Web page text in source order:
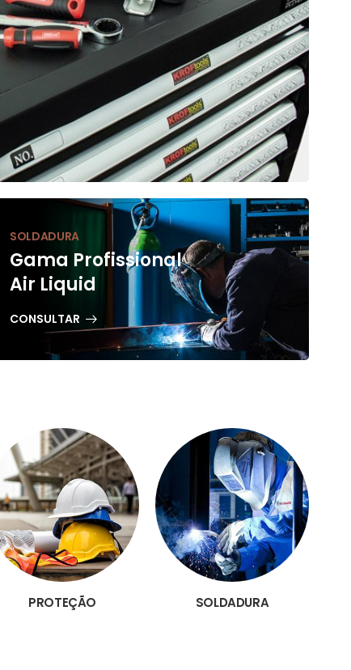
SOLDADURA
Gama Profissional
Air Liquid
CONSULTAR
PROTEÇÃO SOLDADURA